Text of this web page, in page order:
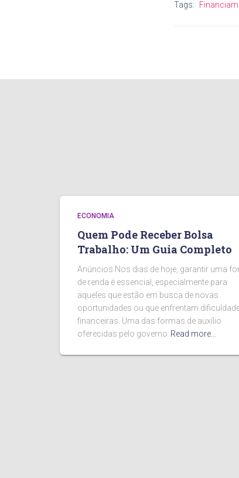
Tags:
ECONOMIA
Quem Pode Receber Bolsa
Trabalho: Um Guia Completo
Anúncios Nos dias de hoje, garantir uma
de renda é essencial, especialmente para
aqueles que estão em busca de novas
oportunidades ou que enfrentam
financeiras. Uma das formas de auxílio
oferecidas pelo governo Read more…